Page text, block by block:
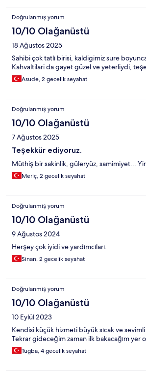
Doğrulanmış yorum
10/10 Olağanüstü
18 Ağustos 2025
Sahibi çok tatlı birisi, kaldigimiz sure
Kahvaltilari da gayet güzel ve yeterliydi,
Asude, 2 gecelik seyahat
Doğrulanmış yorum
10/10 Olağanüstü
7 Ağustos 2025
Teşekkür ediyoruz.
Müthiş bir sakinlik, güleryüz, samimiyet...
Meriç, 2 gecelik seyahat
Doğrulanmış yorum
10/10 Olağanüstü
9 Ağustos 2024
Herşey çok iyidi ve yardımcıları.
Sinan, 2 gecelik seyahat
Doğrulanmış yorum
10/10 Olağanüstü
10 Eylül 2023
Kendisi küçük hizmeti büyük sıcak ve
Tekrar gideceğim zaman ilk bakacağım yer
Tugba, 4 gecelik seyahat